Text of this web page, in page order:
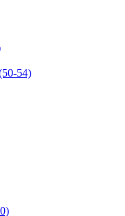
54)